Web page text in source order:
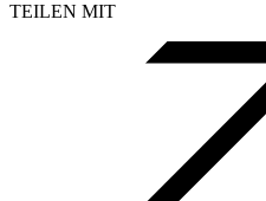
TEILEN MIT